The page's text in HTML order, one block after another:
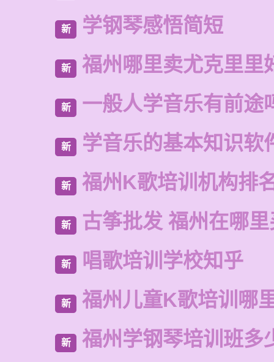
新 学钢琴感悟简短
新 福州哪里卖尤克里里
新 一般人学音乐有前途
新 学音乐的基本知识软
新 福州K歌培训机构排
新 古筝批发 福州在哪
新 唱歌培训学校知乎
新 福州儿童K歌培训哪
新 福州学钢琴培训班多